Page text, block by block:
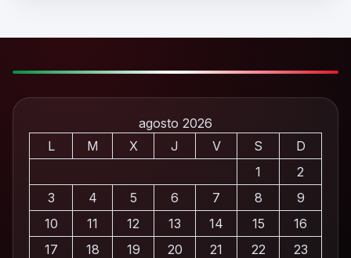
agosto 2026
L
M X J V S
D
1
2
3
4 5 6 7 8
9
10
11 12 13 14 15
16
17
18 19 20 21 22
23